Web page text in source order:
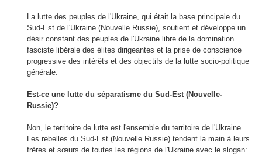
La lutte des peuples de l'Ukraine, qui était la base principale du
Sud-Est de l'Ukraine (Nouvelle Russie), soutient et développe un
désir constant des peuples de l'Ukraine libre de la domination
fasciste libérale des élites dirigeantes et la prise de conscience
progressive des intérêts et des objectifs de la lutte socio-politique
générale.
Est-ce une lutte du séparatisme du Sud-Est (Nouvelle-
Russie)?
Non, le territoire de lutte est l'ensemble du territoire de l'Ukraine.
Les rebelles du Sud-Est (Nouvelle Russie) tendent la main à leurs
frères et sœurs de toutes les régions de l'Ukraine avec le slogan: